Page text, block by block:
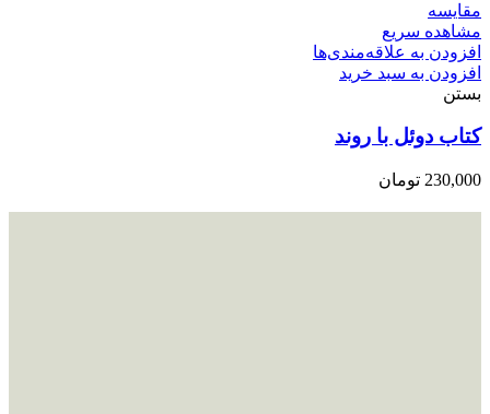
مقایسه
مشاهده سریع
افزودن به علاقه‌مندی‌ها
افزودن به سبد خرید
بستن
کتاب دوئل با روند
230,000 تومان